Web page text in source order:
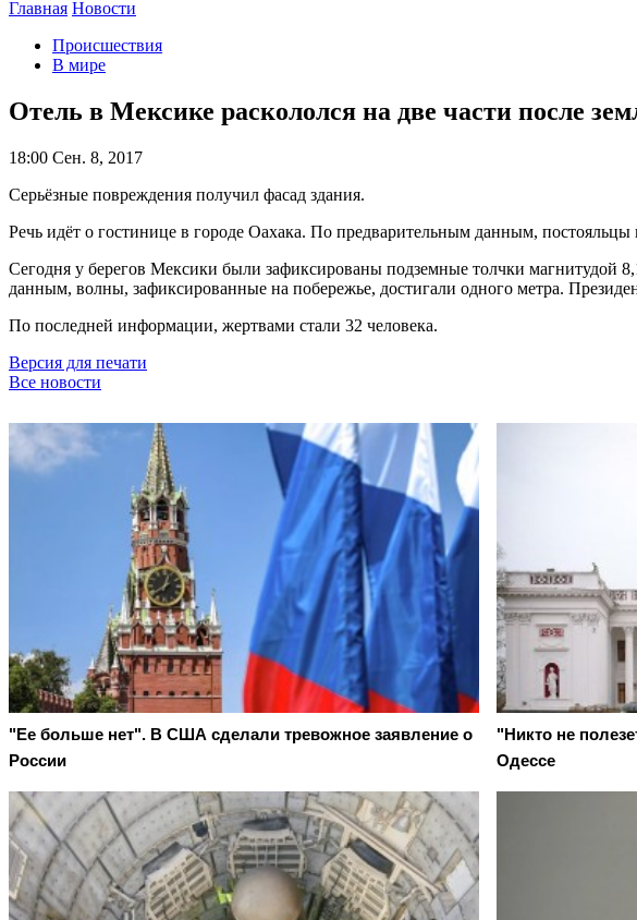
Главная Новости
Происшествия
В мире
Отель в Мексике раскололся на две части после
18:00 Сен. 8, 2017
Серьёзные повреждения получил фасад здания.
Речь идёт о гостинице в городе Оахака. По предварительным данным, постояльцы
Сегодня у берегов Мексики были зафиксированы подземные толчки магнитудой
данным, волны, зафиксированные на побережье, достигали одного метра.
По последней информации, жертвами стали 32 человека.
Версия для печати
Все новости
"Ее больше нет". В США сделали тревожное заявление о
России
"Никто не
Одессе